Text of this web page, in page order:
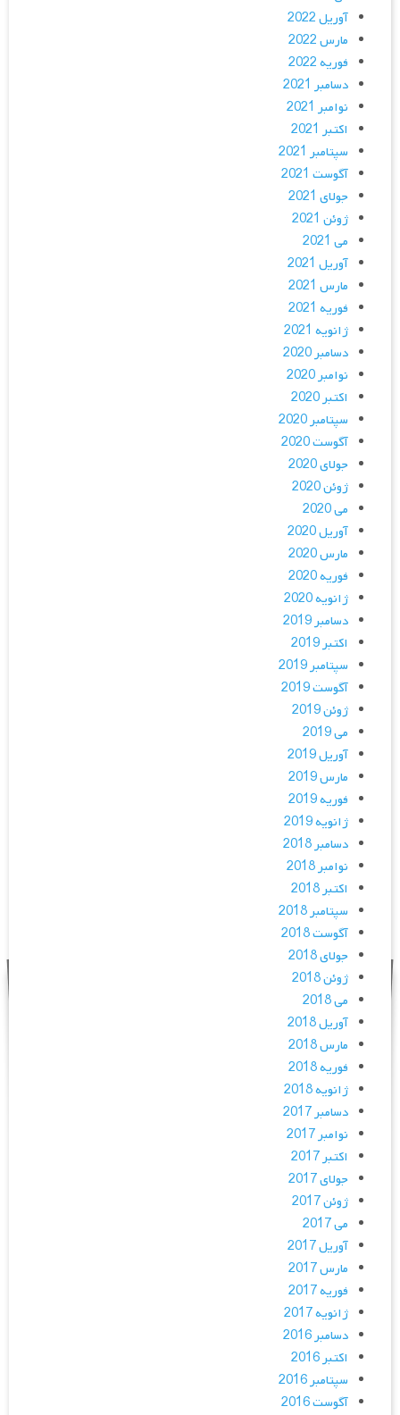
آوریل 2022
مارس 2022
فوریه 2022
دسامبر 2021
نوامبر 2021
اکتبر 2021
سپتامبر 2021
آگوست 2021
جولای 2021
ژوئن 2021
می 2021
آوریل 2021
مارس 2021
فوریه 2021
ژانویه 2021
دسامبر 2020
نوامبر 2020
اکتبر 2020
سپتامبر 2020
آگوست 2020
جولای 2020
ژوئن 2020
می 2020
آوریل 2020
مارس 2020
فوریه 2020
ژانویه 2020
دسامبر 2019
اکتبر 2019
سپتامبر 2019
آگوست 2019
ژوئن 2019
می 2019
آوریل 2019
مارس 2019
فوریه 2019
ژانویه 2019
دسامبر 2018
نوامبر 2018
اکتبر 2018
سپتامبر 2018
آگوست 2018
جولای 2018
ژوئن 2018
می 2018
آوریل 2018
مارس 2018
فوریه 2018
ژانویه 2018
دسامبر 2017
نوامبر 2017
اکتبر 2017
جولای 2017
ژوئن 2017
می 2017
آوریل 2017
مارس 2017
فوریه 2017
ژانویه 2017
دسامبر 2016
اکتبر 2016
سپتامبر 2016
آگوست 2016